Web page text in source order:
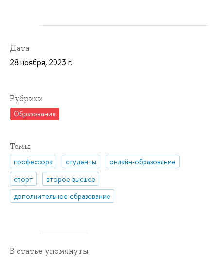
Дата
28 ноября, 2023 г.
Рубрики
Образование
Темы
профессора студенты
онлайн-образование
спорт
второе высшее
дополнительное образование
В статье упомянуты